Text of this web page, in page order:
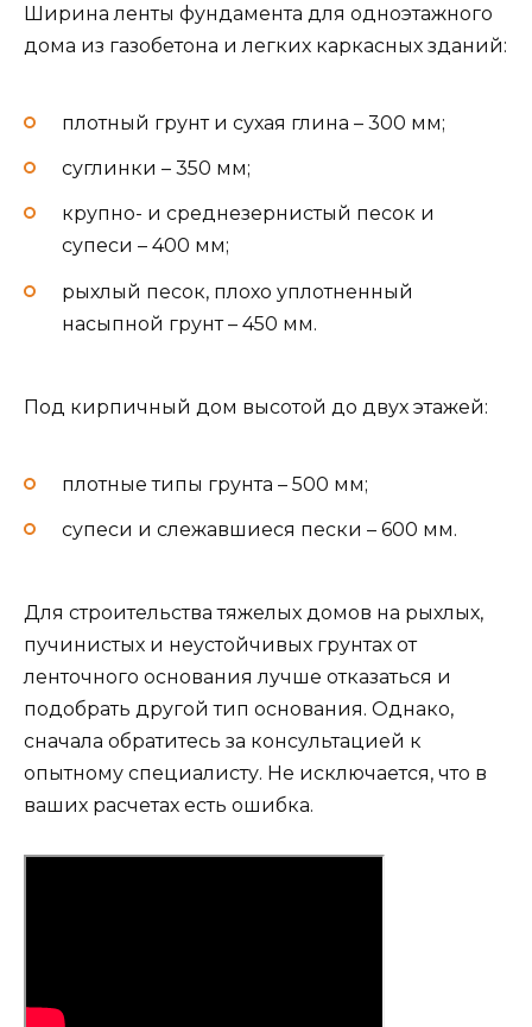
Ширина ленты фундамента для одноэтажного
дома из газобетона и легких каркасных зданий:
плотный грунт и сухая глина – 300 мм;
суглинки – 350 мм;
крупно- и среднезернистый песок и
супеси – 400 мм;
рыхлый песок, плохо уплотненный
насыпной грунт – 450 мм.
Под кирпичный дом высотой до двух этажей:
плотные типы грунта – 500 мм;
супеси и слежавшиеся пески – 600 мм.
Для строительства тяжелых домов на рыхлых,
пучинистых и неустойчивых грунтах от
ленточного основания лучше отказаться и
подобрать другой тип основания. Однако,
сначала обратитесь за консультацией к
опытному специалисту. Не исключается, что в
ваших расчетах есть ошибка.